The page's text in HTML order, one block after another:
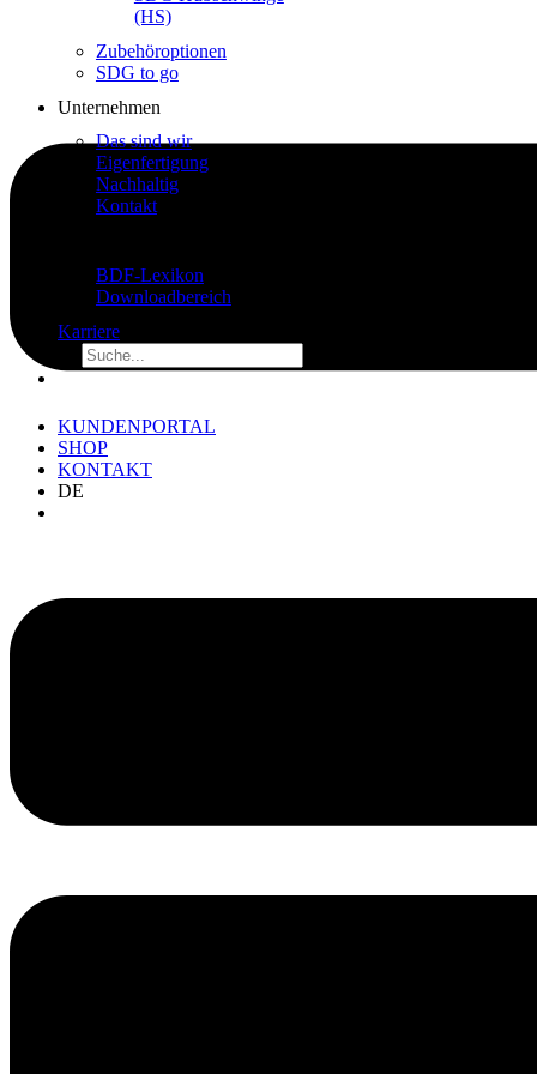
(HS)
Zubehöroptionen
SDG to go
Unternehmen
Das sind wir
Eigenfertigung
Nachhaltig
Kontakt
BDF-Lexikon
Downloadbereich
Karriere
KUNDENPORTAL
SHOP
KONTAKT
DE